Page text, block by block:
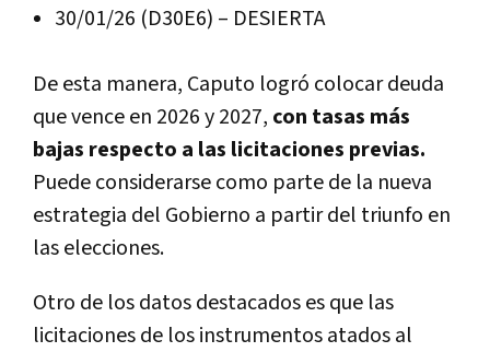
30/01/26 (D30E6) – DESIERTA
De esta manera, Caputo logró colocar deuda
que vence en 2026 y 2027, con tasas más
bajas respecto a las licitaciones previas.
Puede considerarse como parte de la nueva
estrategia del Gobierno a partir del triunfo en
las elecciones.
Otro de los datos destacados es que las
licitaciones de los instrumentos atados al